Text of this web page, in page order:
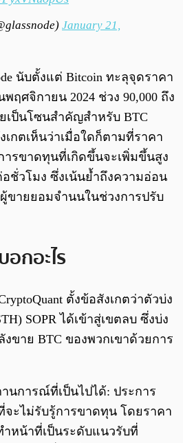
January 21,
นับตั้งแต่ Bitcoin ทะลุจุดราคา
ฤศจิกายน 2024 ช่วง 90,000 ถึง
เป็นโซนสำคัญสำหรับ BTC
เกตเห็นว่าเมื่อใดก็ตามที่ราคา
ารขาดทุนที่เกิดขึ้นจะเพิ่มขึ้นสูง
ชั่วโมง ซึ่งเน้นย้ำถึงความอ่อน
ขายยอมจำนนในช่วงการปรับ
กอะไร
ตั้งข้อสังเกตว่าตัวบ่ง
SOPR ได้เข้าสู่เขตลบ ซึ่งบ่ง
ขาย BTC ของพวกเขาด้วยการ
นการณ์ที่เป็นไปได้: ประการ
จะไม่รับรู้การขาดทุน โดยราคา
ำหน้าที่เป็นระดับแนวรับที่